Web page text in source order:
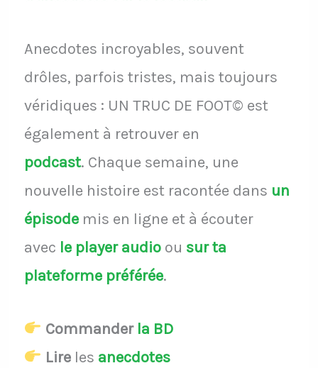
Anecdotes incroyables, souvent
drôles, parfois tristes, mais toujours
véridiques : UN TRUC DE FOOT© est
également à retrouver en
podcast. Chaque semaine, une
nouvelle histoire est racontée dans un
épisodemis en ligne et à écouter
avec le player audio ou sur ta
plateforme préférée.
Commander la BD
Lireles anecdotes